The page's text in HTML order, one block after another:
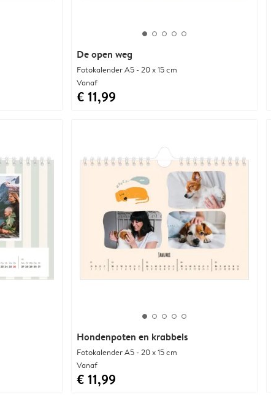
De open weg
Fotokalender A5 - 20 x 15 cm
Vanaf
€ 11,99
Hondenpoten en krabbels
Fotokalender A5 - 20 x 15 cm
Vanaf
€ 11,99